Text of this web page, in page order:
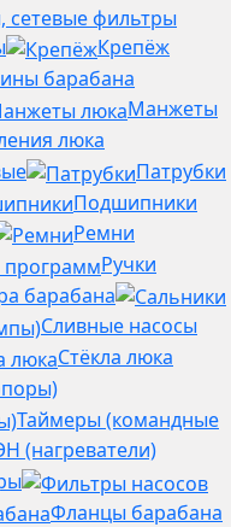
Крепёж
барабана
Манжеты
люка
Патрубки
Подшипники
Ремни
Ручки
барабана
Сливные насосы
Стёкла люка
Таймеры (командные
(нагреватели)
Фланцы барабана